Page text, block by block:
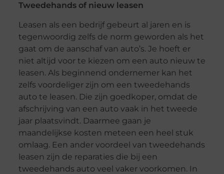
Tweedehands of nieuw leasen
Leasen als een bedrijf gebeurt al jaren en is
tegenwoordig zelfs de norm geworden als het
gaat om de aanschaf van auto’s. Je hoeft er
niet altijd voor te kiezen om een auto nieuw te
leasen. Als beginnend ondernemer kan het
zelfs voordeliger zijn om een tweedehands
auto te leasen. Die zijn goedkoper, omdat de
afschrijving van een auto vaak in het tweede
jaar plaatsvindt. Daarmee gaan je
maandelijkse kosten meteen een heel stuk
omlaag. Een ander voordeel van tweedehands
leasen zijn de reparaties die bij een
tweedehands auto veel vaker voorkomen. In